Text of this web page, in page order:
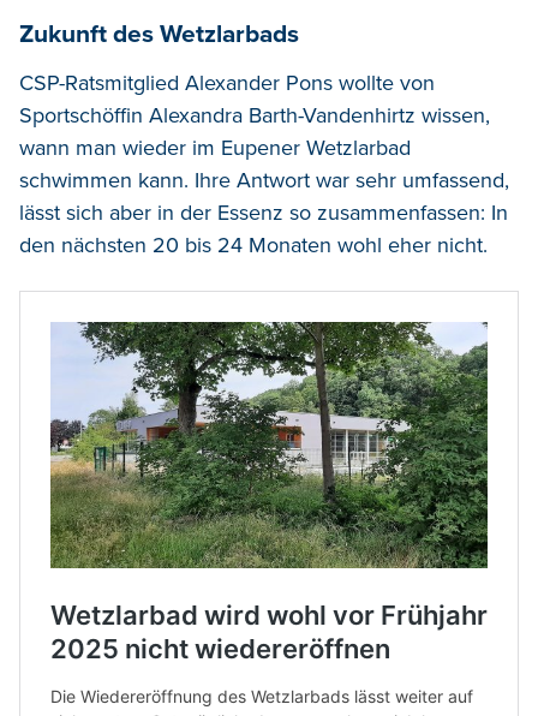
Zukunft des Wetzlarbads
CSP-Ratsmitglied Alexander Pons wollte von
Sportschöffin Alexandra Barth-Vandenhirtz wissen,
wann man wieder im Eupener Wetzlarbad
schwimmen kann. Ihre Antwort war sehr umfassend,
lässt sich aber in der Essenz so zusammenfassen: In
den nächsten 20 bis 24 Monaten wohl eher nicht.